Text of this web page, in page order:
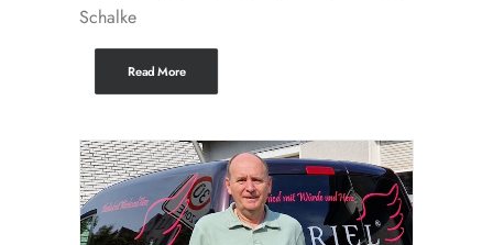
Schalke
Read More